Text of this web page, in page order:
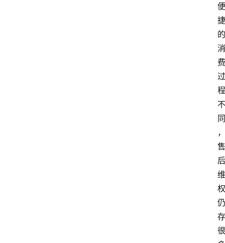
便
捷
的
消
费
过
程
不
同
，
售
后
维
权
仍
存
很